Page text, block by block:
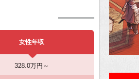
女性年収
328.0万円～